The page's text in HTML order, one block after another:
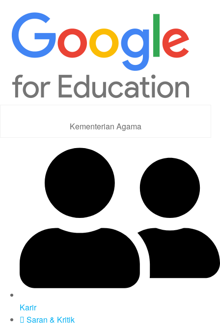
Kementerian Agama
Karir
Saran & Kritik